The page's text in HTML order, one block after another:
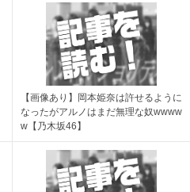
【画像あり】岡本姫奈は許せるように
なったがアルノはまだ無理な奴wwww
w【乃木坂46】